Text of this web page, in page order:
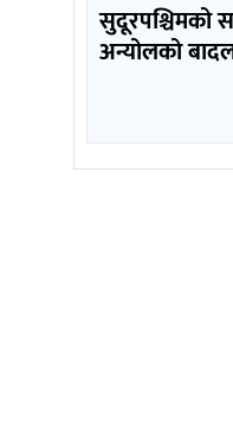
सुदूरपश्चिमको
अन्योलको